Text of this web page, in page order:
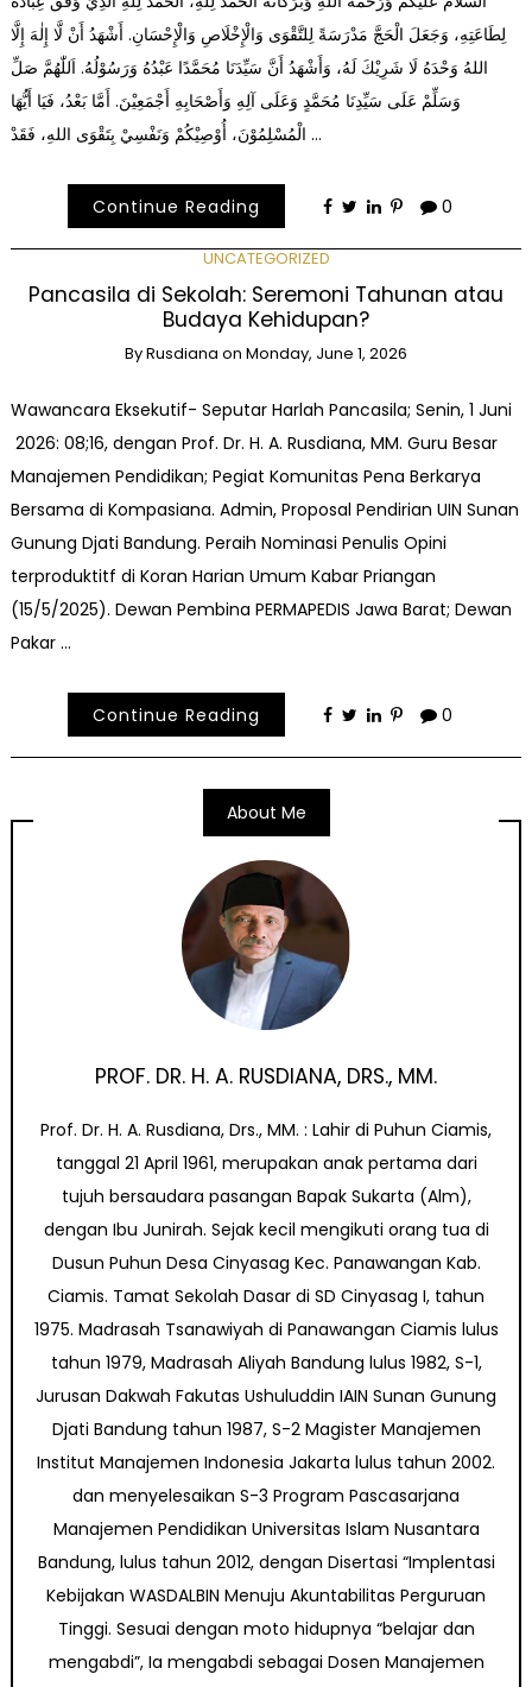
لِطَاعَتِهِ، وَجَعَلَ الْحَجَّ مَدْرَسَةً لِلتَّقْوَى وَالْإِخْلَاصِ وَالْإِحْسَانِ. أَشْهَدُ أَنْ لَّا إِلٰهَ إِلَّا
اللهُ وَحْدَهُ لَا شَرِيْكَ لَهُ، وَأَشْهَدُ أَنَّ سَيِّدَنَا مُحَمَّدًا عَبْدُهُ وَرَسُوْلُهُ. اَللّٰهُمَّ صَلِّ
وَسَلِّمْ عَلَى سَيِّدِنَا مُحَمَّدٍ وَعَلَى آلِهِ وَأَصْحَابِهِ أَجْمَعِيْنَ. أَمَّا بَعْدُ، فَيَا أَيُّهَا
الْمُسْلِمُوْنَ، أُوْصِيْكُمْ وَنَفْسِيْ بِتَقْوَى اللهِ، فَقَدْ …
Continue Reading 0
UNCATEGORIZED
Pancasila di Sekolah: Seremoni Tahunan atau
Budaya Kehidupan?
ByRusdiana on Monday, June 1, 2026
Wawancara Eksekutif- Seputar Harlah Pancasila; Senin, 1 Juni
2026: 08;16, dengan Prof. Dr. H. A. Rusdiana, MM. Guru Besar
Manajemen Pendidikan; Pegiat Komunitas Pena Berkarya
Bersama di Kompasiana. Admin, Proposal Pendirian UIN Sunan
Gunung Djati Bandung. Peraih Nominasi Penulis Opini
terproduktitf di Koran Harian Umum Kabar Priangan
(15/5/2025). Dewan Pembina PERMAPEDIS Jawa Barat; Dewan
Pakar …
Continue Reading 0
About Me
PROF. DR. H. A. RUSDIANA, DRS., MM.
Prof. Dr. H. A. Rusdiana, Drs., MM. : Lahir di Puhun Ciamis,
tanggal 21 April 1961, merupakan anak pertama dari
tujuh bersaudara pasangan Bapak Sukarta (Alm),
dengan Ibu Junirah. Sejak kecil mengikuti orang tua di
Dusun Puhun Desa Cinyasag Kec. Panawangan Kab.
Ciamis. Tamat Sekolah Dasar di SD Cinyasag I, tahun
1975. Madrasah Tsanawiyah di Panawangan Ciamis lulus
tahun 1979, Madrasah Aliyah Bandung lulus 1982, S-1,
Jurusan Dakwah Fakutas Ushuluddin IAIN Sunan Gunung
Djati Bandung tahun 1987, S-2 Magister Manajemen
Institut Manajemen Indonesia Jakarta lulus tahun 2002.
dan menyelesaikan S-3 Program Pascasarjana
Manajemen Pendidikan Universitas Islam Nusantara
Bandung, lulus tahun 2012, dengan Disertasi “Implentasi
Kebijakan WASDALBIN Menuju Akuntabilitas Perguruan
Tinggi. Sesuai dengan moto hidupnya “belajar dan
mengabdi”, Ia mengabdi sebagai Dosen Manajemen